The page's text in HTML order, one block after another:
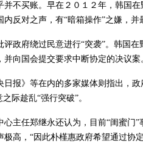
不买账。早在２０１２年，韩国在
反对之声，有“暗箱操作”之嫌，并
府绕过民意进行“突袭”。韩国在
向国会提交要求中断协定的决议案
报》等在内的多家媒体则指出，政
际趁乱“强行突破”。
任郑继永还认为，目前“闺蜜门”
高，“因此朴槿惠政府希望通过协